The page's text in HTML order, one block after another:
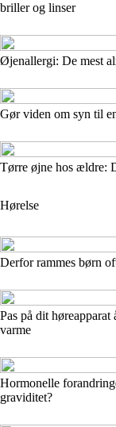
briller og linser
Øjenallergi: De mest
Gør viden om syn til
Tørre øjne hos ældre:
Hørelse
Derfor rammes børn
Pas på dit
varme
Hormonelle
graviditet?